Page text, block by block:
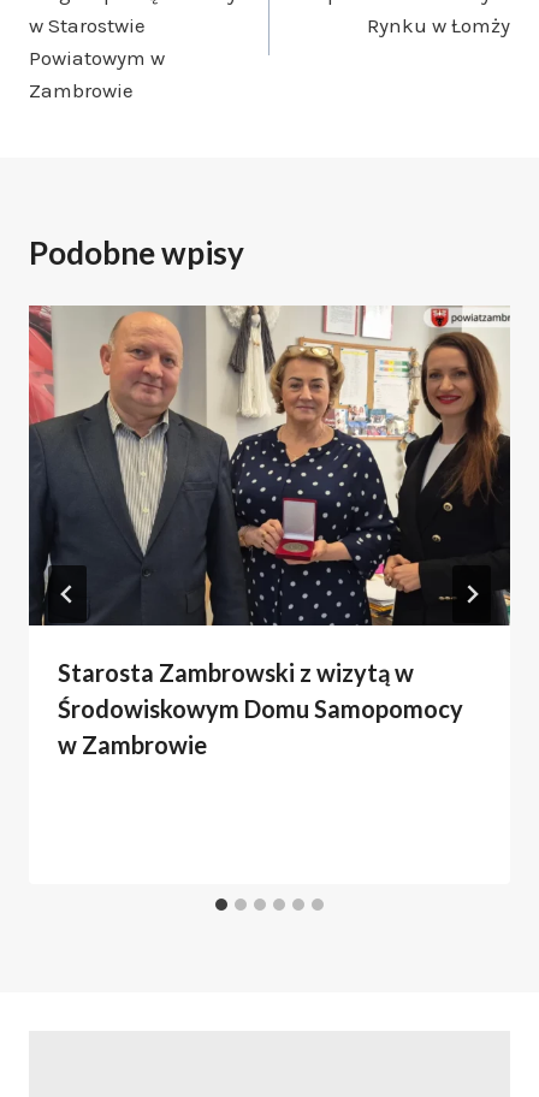
w Starostwie
Powiatowym w
Zambrowie
Rynku w Łomży
Podobne wpisy
Starosta Zambrowski z wizytą w
Środowiskowym Domu Samopomocy
w Zambrowie